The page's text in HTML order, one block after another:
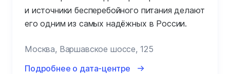
и источники бесперебойного питания делают
его одним из самых надёжных в России.
Москва, Варшавское шоссе, 125
Подробнее о дата-центре